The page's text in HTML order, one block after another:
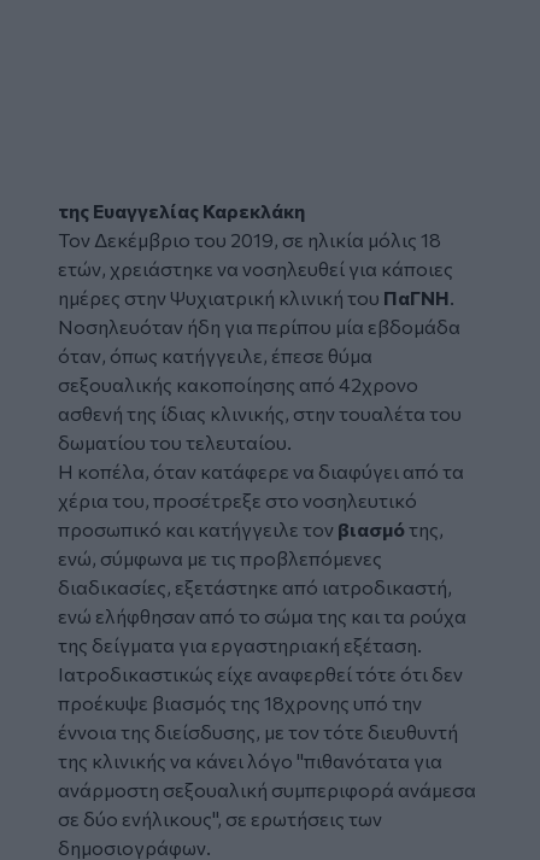
της Ευαγγελίας Καρεκλάκη
Τον Δεκέμβριο του 2019, σε ηλικία μόλις 18
ετών, χρειάστηκε να νοσηλευθεί για κάποιες
ημέρες στην Ψυχιατρική κλινική του ΠαΓΝΗ.
Νοσηλευόταν ήδη για περίπου μία εβδομάδα
όταν, όπως κατήγγειλε, έπεσε θύμα
σεξουαλικής κακοποίησης από 42χρονο
ασθενή της ίδιας κλινικής, στην τουαλέτα του
δωματίου του τελευταίου.
Η κοπέλα, όταν κατάφερε να διαφύγει από τα
χέρια του, προσέτρεξε στο νοσηλευτικό
προσωπικό και κατήγγειλε τον βιασμότης,
ενώ, σύμφωνα με τις προβλεπόμενες
διαδικασίες, εξετάστηκε από ιατροδικαστή,
ενώ ελήφθησαν από το σώμα της και τα ρούχα
της δείγματα για εργαστηριακή εξέταση.
Ιατροδικαστικώς είχε αναφερθεί τότε ότι δεν
προέκυψε βιασμός της 18χρονης υπό την
έννοια της διείσδυσης, με τον τότε διευθυντή
της κλινικής να κάνει λόγο "πιθανότατα για
ανάρμοστη σεξουαλική συμπεριφορά ανάμεσα
σε δύο ενήλικους", σε ερωτήσεις των
δημοσιογράφων.